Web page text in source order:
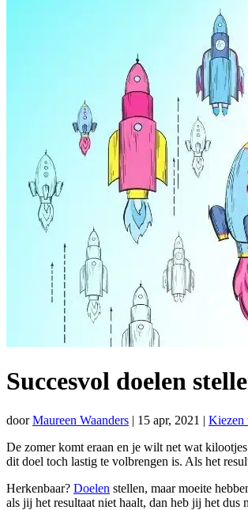
Succesvol doelen
doorMaureen Waanders | 15 apr, 2021 | Kiezen
De zomer komt eraan en je wilt net wat
dit doel toch lastig te volbrengen is. Als het
Herkenbaar? Doelen stellen, maar moeite
als jij het resultaat niet haalt, dan heb jij het dus